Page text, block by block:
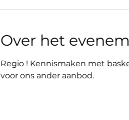
Over het
Regio ! Kennismaken met
voor ons ander aanbod.